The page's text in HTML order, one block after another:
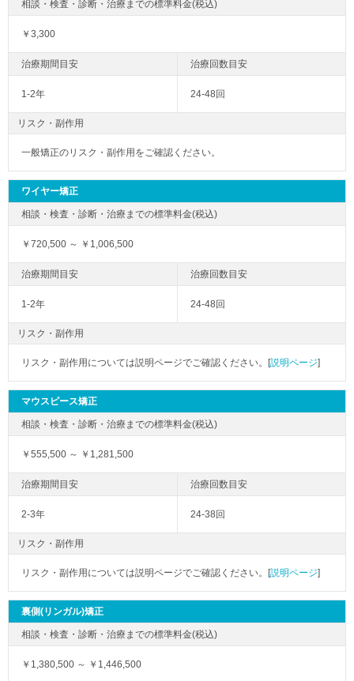
￥3,300
1-2年 24-48回
リスク・副作用
一般矯正のリスク・副作用をご確認ください。
ワイヤー矯正
￥720,500 ～ ￥1,006,500
1-2年 24-48回
リスク・副作用
リスク・副作用については説明ページでご確認ください。[説明ページ]
マウスピース矯正
￥555,500 ～ ￥1,281,500
2-3年 24-38回
リスク・副作用
リスク・副作用については説明ページでご確認ください。[説明ページ]
裏側(リンガル)矯正
￥1,380,500 ～ ￥1,446,500